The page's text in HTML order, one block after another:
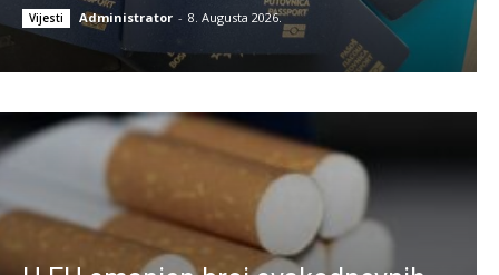
Vijesti Administrator - 8. Augusta 2026.